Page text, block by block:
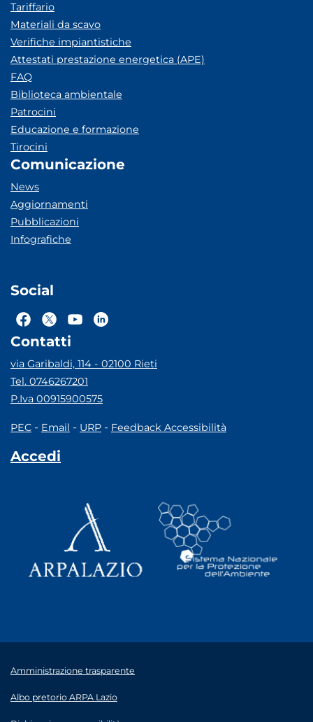
Tariffario
Materiali da scavo
Verifiche impiantistiche
Attestati prestazione energetica (APE)
FAQ
Biblioteca ambientale
Patrocini
Educazione e formazione
Tirocini
Comunicazione
News
Aggiornamenti
Pubblicazioni
Infografiche
Social
Contatti
via Garibaldi, 114 - 02100 Rieti
Tel. 0746267201
P.Iva 00915900575
PEC - Email - URP - Feedback Accessibilità
Accedi
Amministrazione trasparente
Albo pretorio ARPA Lazio